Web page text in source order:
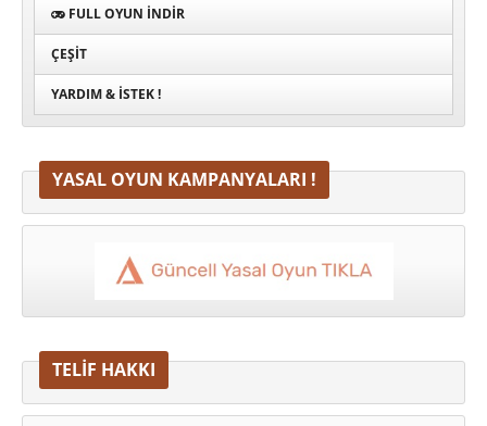
FULL OYUN İNDIR
ÇEŞIT
YARDIM & İSTEK !
YASAL OYUN KAMPANYALARI !
TELİF HAKKI